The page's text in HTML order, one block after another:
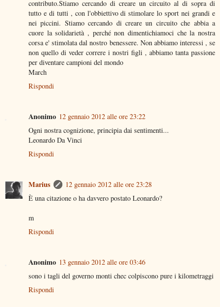
contributo.Stiamo cercando di creare un circuito al di sopra di
tutto e di tutti , con l'obbiettivo di stimolare lo sport nei grandi e
nei piccini. Stiamo cercando di creare un circuito che abbia a
cuore la solidarietà , perché non dimentichiamoci che la nostra
corsa e' stimolata dal nostro benessere. Non abbiamo interessi , se
non quello di veder correre i nostri figli , abbiamo tanta passione
per diventare campioni del mondo
March
Rispondi
Anonimo 12 gennaio 2012 alle ore 23:22
Ogni nostra cognizione, principia dai sentimenti...
Leonardo Da Vinci
Rispondi
Marius
12 gennaio 2012 alle ore 23:28
È una citazione o ha davvero postato Leonardo?
m
Rispondi
Anonimo 13 gennaio 2012 alle ore 03:46
sono i tagli del governo monti chec colpiscono pure i kilometraggi
Rispondi